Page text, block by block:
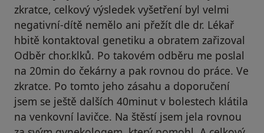
zkratce, celkový výsledek vyšetření byl velmi
negativní-dítě nemělo ani přežít dle dr. Lékař
hbitě kontaktoval genetiku a obratem zařizoval
Odběr chor.klků. Po takovém odběru me poslal
na 20min do čekárny a pak rovnou do práce. Ve
zkratce. Po tomto jeho zásahu a doporučení
jsem se ještě dalších 40minut v bolestech klátila
na venkovní lavičce. Na štěstí jsem jela rovnou